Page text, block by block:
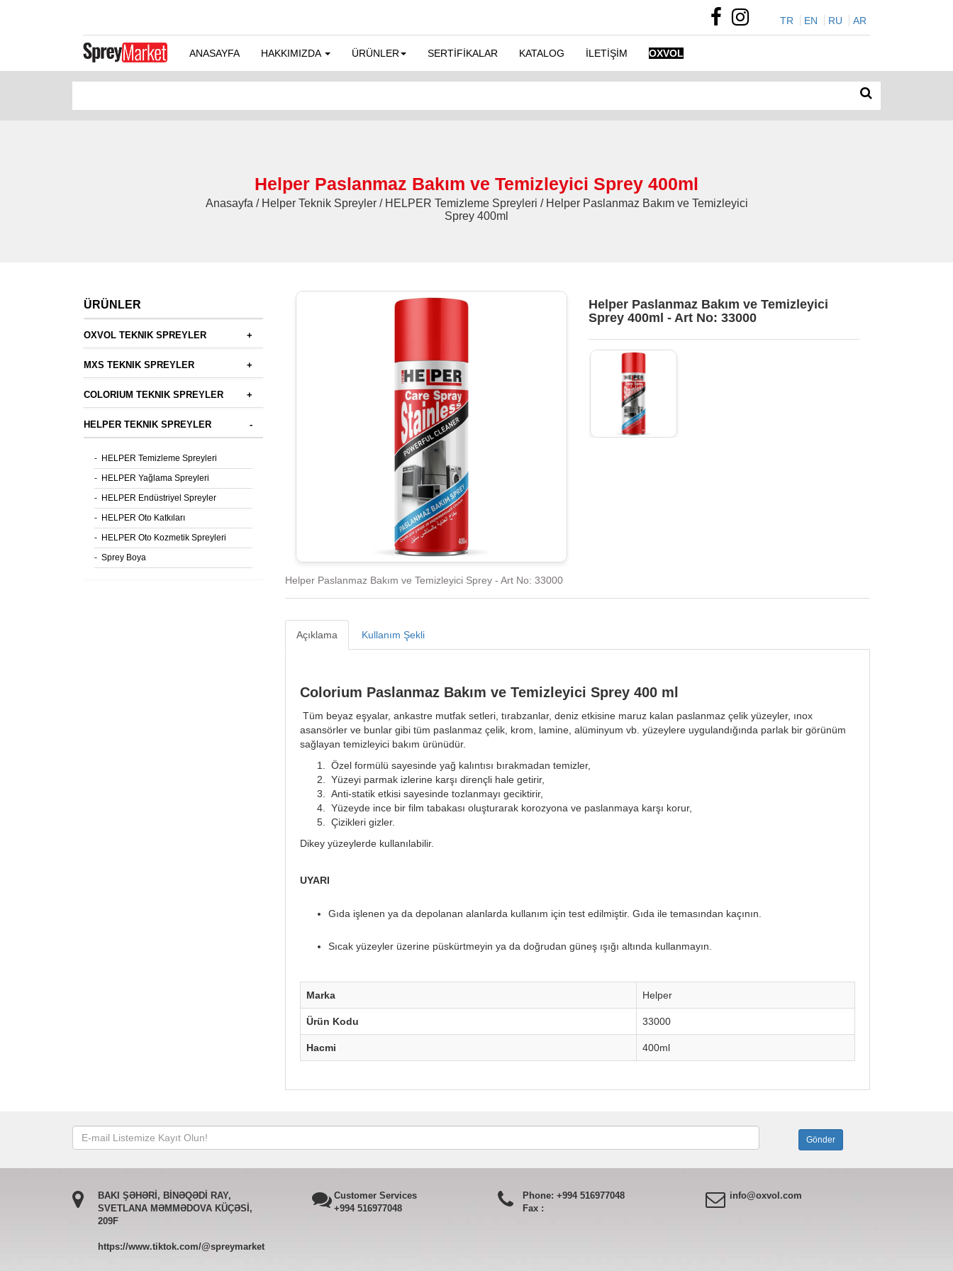
TR EN RU AR
ANASAYFA HAKKIMIZDA ÜRÜNLER SERTİFİKALAR KATALOG İLETİŞİM OXVOL
Helper Paslanmaz Bakım ve Temizleyici Sprey 400ml
Anasayfa / Helper Teknik Spreyler / HELPER Temizleme Spreyleri / Helper Paslanmaz Bakım ve Temizleyici
Sprey 400ml
ÜRÜNLER
+
OXVOL TEKNIK SPREYLER
+
MXS TEKNIK SPREYLER
+
COLORIUM TEKNIK SPREYLER
-
HELPER TEKNIK SPREYLER
- HELPER Temizleme Spreyleri
- HELPER Yağlama Spreyleri
- HELPER Endüstriyel Spreyler
- HELPER Oto Katkıları
- HELPER Oto Kozmetik Spreyleri
- Sprey Boya
Helper Paslanmaz Bakım ve Temizleyici
Sprey 400ml - Art No: 33000
Helper Paslanmaz Bakım ve Temizleyici Sprey - Art No: 33000
Açıklama Kullanım Şekli
Colorium Paslanmaz Bakım ve Temizleyici Sprey 400 ml
Tüm beyaz eşyalar, ankastre mutfak setleri, tırabzanlar, deniz etkisine maruz kalan paslanmaz çelik yüzeyler, ınox
asansörler ve bunlar gibi tüm paslanmaz çelik, krom
lamine, alüminyum vb. yüzeylere uygulandığında parlak bir görünüm
sağlayan temizleyici bakım ürünüdür.
Özel formülü sayesinde yağ kalıntısı bırakmadan temizler,
Yüzeyi parmak izlerine karşı dirençli hale getirir,
Anti-statik etkisi sayesinde tozlanmayı geciktirir,
Yüzeyde ince bir film tabakası oluşturarak korozyona ve paslanmaya karşı korur,
Çizikleri gizler.
Dikey yüzeylerde kullanılabilir.
UYARI
Gıda işlenen ya da depolanan alanlarda kullanım için test edilmiştir. Gıda ile temasından kaçının.
Sıcak yüzeyler üzerine püskürtmeyin ya da doğrudan güneş ışığı altında kullanmayın.
Marka Helper
Ürün Kodu 33000
Hacmi 400ml
BAKI ŞƏHƏRİ, BİNƏQƏDİ RAY,
SVETLANA MƏMMƏDOVA KÜÇƏSİ,
209F
https://www.tiktok.com/@spreymarket
Customer Services
+994 516977048
Phone: +994 516977048
Fax :
info@oxvol.com